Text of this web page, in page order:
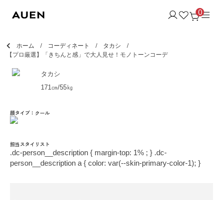
0
ホーム コーディネート
タカシ
【プロ厳選】「きちんと感」で大人見せ！モノトーンコーデ
タカシ
171㎝/55㎏
顔タイプ：クール
担当スタイリスト
.dc-person__description { margin-top: 1% ; } .dc-
person__description a { color: var(--skin-primary-color-1); }